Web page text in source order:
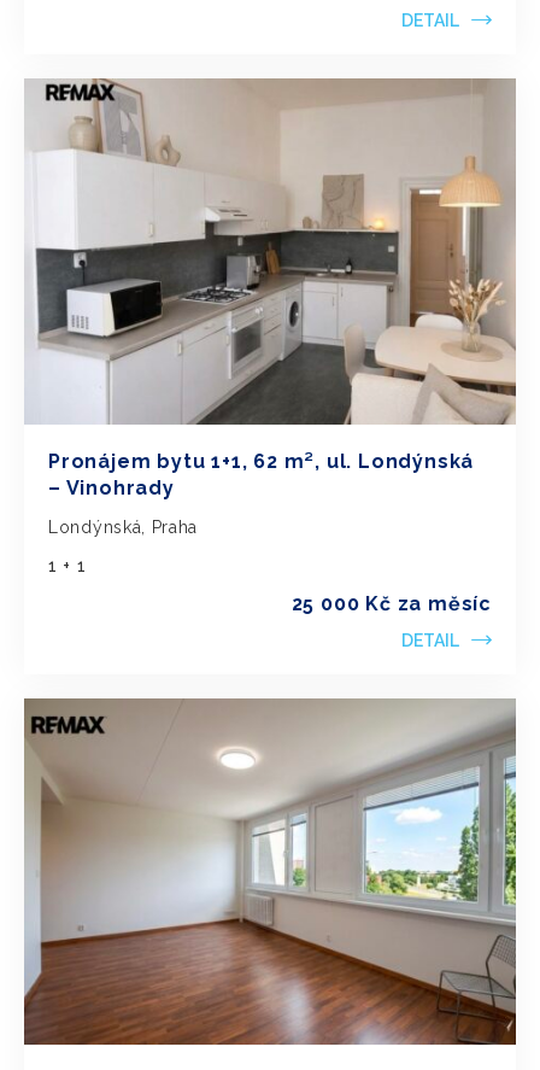
DETAIL
Pronájem bytu 1+1, 62 m², ul. Londýnská
– Vinohrady
Londýnská, Praha
1 + 1
25 000 Kč za měsíc
DETAIL